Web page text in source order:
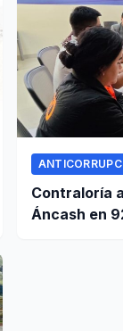
Contraloría
Áncash en